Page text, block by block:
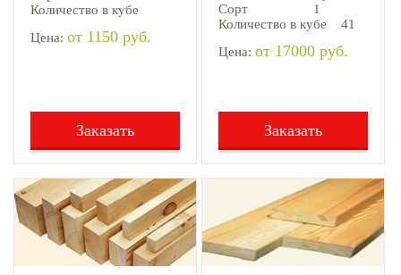
Количество в кубе
Цена: от 1150 руб.
Заказать
Сорт
1
Количество в кубе
41
Цена: от 17000 руб.
Заказать